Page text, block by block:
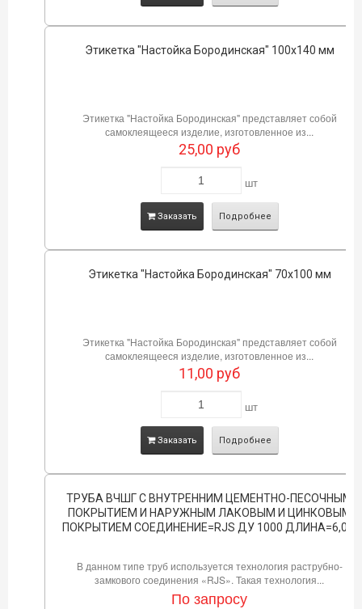
Этикетка "Настойка Бородинская" 100х140 мм
Этикетка "Настойка Бородинская" представляет собой
самоклеящееся изделие, изготовленное из...
25,00 руб
шт
Заказать Подробнее
Этикетка "Настойка Бородинская" 70х100 мм
Этикетка "Настойка Бородинская" представляет собой
самоклеящееся изделие, изготовленное из...
11,00 руб
шт
Заказать Подробнее
ТРУБА ВЧШГ С ВНУТРЕННИМ ЦЕМЕНТНО-ПЕСОЧНЫМ
ПОКРЫТИЕМ И НАРУЖНЫМ ЛАКОВЫМ И ЦИНКОВЫМ
ПОКРЫТИЕМ СОЕДИНЕНИЕ=RJS ДУ 1000 ДЛИНА=6,0М
В данном типе труб используется технология раструбно-
замкового соединения «RJS». Такая технология...
По запросу